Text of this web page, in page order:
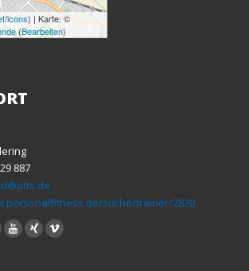
/icons) | Karte: ©
(Bearbeiten)
887
suche/trainer/2820